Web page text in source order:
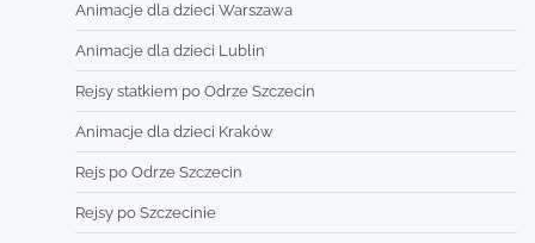
Animacje dla dzieci Warszawa
Animacje dla dzieci Lublin
Rejsy statkiem po Odrze Szczecin
Animacje dla dzieci Kraków
Rejs po Odrze Szczecin
Rejsy po Szczecinie